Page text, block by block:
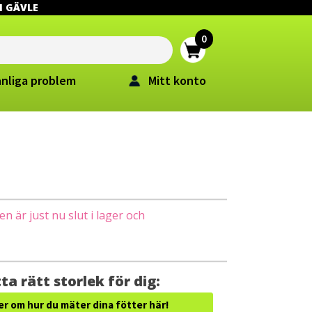
GÄVLE
problem Mitt konto
är just nu slut i lager och
rätt storlek för dig:
om hur du mäter dina fötter här!